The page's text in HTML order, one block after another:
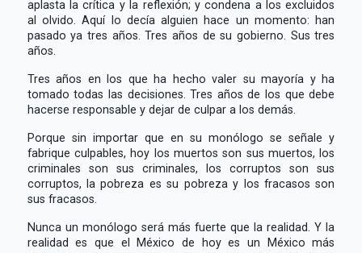
aplasta la crítica y la reflexión; y condena a los excluidos
al olvido. Aquí lo decía alguien hace un momento: han
pasado ya tres años. Tres años de su gobierno. Sus tres
años.
Tres años en los que ha hecho valer su mayoría y ha
tomado todas las decisiones. Tres años de los que debe
hacerse responsable y dejar de culpar a los demás.
Porque sin importar que en su monólogo se señale y
fabrique culpables, hoy los muertos son sus muertos, los
criminales son sus criminales, los corruptos son sus
corruptos, la pobreza es su pobreza y los fracasos son
sus fracasos.
Nunca un monólogo será más fuerte que la realidad. Y la
realidad es que el México de hoy es un México más